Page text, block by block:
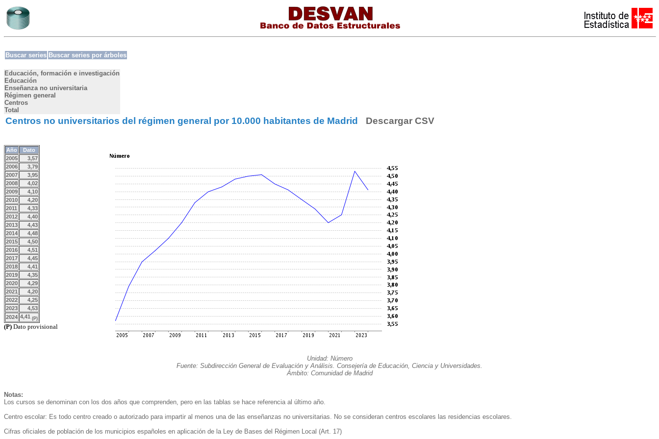
Buscar series Buscar series por árboles
Educación, formación e investigación
Educación
Enseñanza no universitaria
Régimen general
Centros
Total
Centros no universitarios del régimen general por 10.000 habitantes de Madrid Descargar CSV
Año
Dato
2005
3,57
2006
3,79
2007
3,95
2008
4,02
2009
4,10
2010
4,20
2011
4,33
2012
4,40
2013
4,43
2014
4,48
2015
4,50
2016
4,51
2017
4,45
2018
4,41
2019
4,35
2020
4,29
2021
4,20
2022
4,25
2023
4,53
2024 4,41 (P)
(P) Dato provisional
Unidad: Número
Fuente: Subdirección General de Evaluación y Análisis. Consejería de Educación, Ciencia y Universidades.
Ámbito: Comunidad de Madrid
Notas:
Los cursos se denominan con los dos años que comprenden, pero en las tablas se hace referencia al último año.
Centro escolar: Es todo centro creado o autorizado para impartir al menos una de las enseñanzas no universitarias. No se consideran centros escolares las residencias escolares.
Cifras oficiales de población de los municipios españoles en aplicación de la Ley de Bases del Régimen Local (Art. 17)